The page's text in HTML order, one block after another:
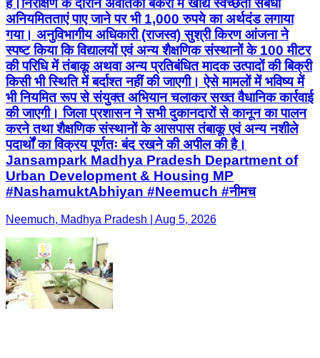
हैं।निरीक्षण के दौरान अवंतिका बेकरी में खाद्य स्वच्छता संबंधी
अनियमितताएं पाए जाने पर भी 1,000 रुपये का अर्थदंड लगाया
गया। अनुविभागीय अधिकारी (राजस्व) सुश्री किरण आंजना ने
स्पष्ट किया कि विद्यालयों एवं अन्य शैक्षणिक संस्थानों के 100 मीटर
की परिधि में तंबाकू अथवा अन्य प्रतिबंधित मादक उत्पादों की बिक्री
किसी भी स्थिति में बर्दाश्त नहीं की जाएगी। ऐसे मामलों में भविष्य में
भी नियमित रूप से संयुक्त अभियान चलाकर सख्त वैधानिक कार्रवाई
की जाएगी। जिला प्रशासन ने सभी दुकानदारों से कानून का पालन
करने तथा शैक्षणिक संस्थानों के आसपास तंबाकू एवं अन्य नशीले
पदार्थों का विक्रय पूर्णतः बंद रखने की अपील की है।
Jansampark Madhya Pradesh Department of
Urban Development & Housing MP
#NashamuktAbhiyan #Neemuch #नीमच
Neemuch, Madhya Pradesh | Aug 5, 2026